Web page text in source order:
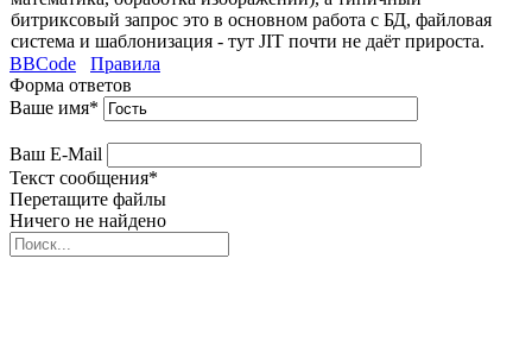
битриксовый запрос это в основном работа с БД, файловая
система и шаблонизация - тут JIT почти не даёт прироста.
BBCode
Правила
Форма ответов
Ваше имя*
Ваш E-Mail
Текст сообщения*
Перетащите файлы
Ничего не найдено